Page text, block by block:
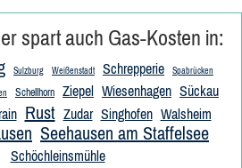
spart auch Gas-Kosten in:
Sulzburg Weißenstadt Schrepperie Spabrücken
Schellhorn Ziepel Wiesenhagen Sückau
Rust Zudar Singhofen Walsheim
Seehausen am Staffelsee
Schöchleinsmühle